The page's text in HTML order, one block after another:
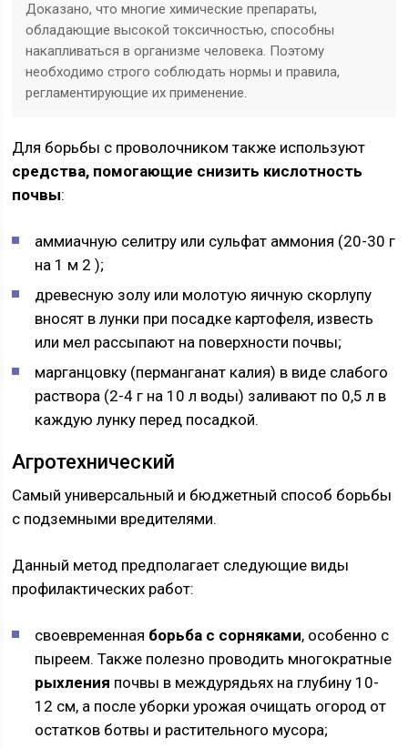
Доказано, что многие химические препараты,
обладающие высокой токсичностью, способны
накапливаться в организме человека. Поэтому
необходимо строго соблюдать нормы и правила,
регламентирующие их применение.
Для борьбы с проволочником также используют
средства, помогающие снизить кислотность
почвы:
аммиачную селитру или сульфат аммония (20-30 г
на 1 м 2 );
древесную золу или молотую яичную скорлупу
вносят в лунки при посадке картофеля, известь
или мел рассыпают на поверхности почвы;
марганцовку (перманганат калия) в виде слабого
раствора (2-4 г на 10 л воды) заливают по 0,5 л в
каждую лунку перед посадкой.
Агротехнический
Самый универсальный и бюджетный способ борьбы
с подземными вредителями.
Данный метод предполагает следующие виды
профилактических работ:
своевременная борьба с сорняками, особенно с
пыреем. Также полезно проводить многократные
рыхления почвы в междурядьях на глубину 10-
12 см, а после уборки урожая очищать огород от
остатков ботвы и растительного мусора;